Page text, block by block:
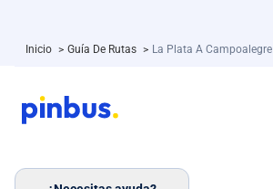
Inicio > Guía De Rutas > La Plata A Campoalegre